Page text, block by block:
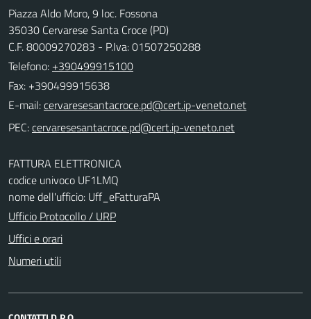
Piazza Aldo Moro, 9 loc. Fossona
35030 Cervarese Santa Croce (PD)
C.F. 80009270283 - P.Iva: 01507250288
Telefono: +390499915100
Fax: +390499915638
E-mail:
PEC:
FATTURA ELETTRONICA
codice univoco UF1LMQ
nome dell'ufficio: Uff_eFatturaPA
Ufficio Protocollo / URP
Uffici e orari
Numeri utili